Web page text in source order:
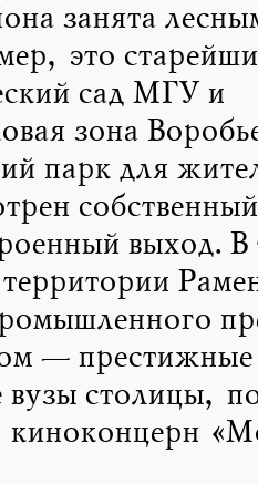
занята
это
сад МГУ и
зона
парк для
собственный
выход. В
— престижные
вузы столицы,
киноконцерн